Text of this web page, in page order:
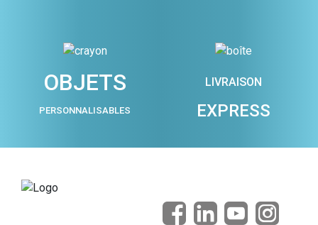
OBJETS
PERSONNALISABLES
LIVRAISON
EXPRESS